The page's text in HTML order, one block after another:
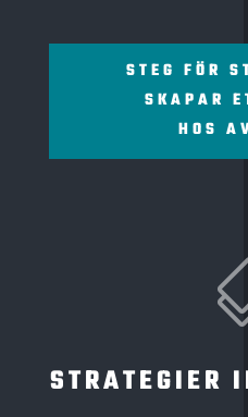
STEG FÖR
SKAPAR
HOS
STRATEGIER